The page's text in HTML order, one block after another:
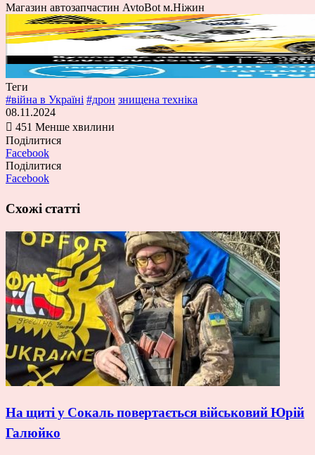
Магазин автозапчастин AvtoBot м.Ніжин
Теги
#війна в Україні #дрон знищена техніка
08.11.2024
451 Менше хвилини
Поділитися
Facebook
Поділитися
Facebook
Схожі статті
На щиті у Сокаль повертається військовий Юрій
Галюйко